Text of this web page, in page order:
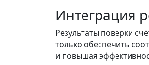
Интеграция
Результаты поверки
только обеспечить
и повышая